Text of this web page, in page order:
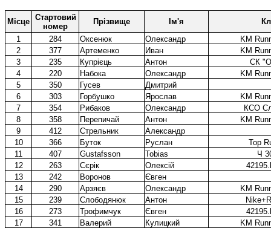
Місце Стартовий
номер
Прізвище Ім'я
1
284 Оксенюк Олександр
KM
2
377 Артеменко Иван
KM
3
235 Купрієць Антон
СК
4
220 Набока Олександр
KM
5
350 Гусев
Дмитрий
6
303 Горбушко Ярослав
KM
7
354 Рибаков Олександр
КСО
8
358 Перепичай Антон
KM
9
412 Стрельник
Александр
10
366 Буток Руслан
Top
11
407 Gustafsson Tobias
Ч
12
263 Сєрік Олексій
13
242 Воронов
Євген
14
290 Арзяєв Олександр
KM
15
239 Слободянюк Антон
16
273 Трофимчук Євген
17
341 Валерий Кулицкий
KM